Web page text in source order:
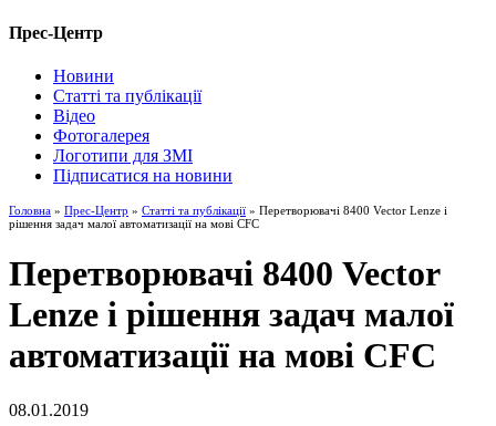
Прес-Центр
Новини
Статті та публікації
Відео
Фотогалерея
Логотипи для ЗМІ
Підписатися на новини
Головна » Прес-Центр » Статті та публікації » Перетворювачі 8400 Vector Lenze і
рішення задач малої автоматизації на мові CFC
Перетворювачі 8400 Vector
Lenze і рішення задач малої
автоматизації на мові CFC
08.01.2019